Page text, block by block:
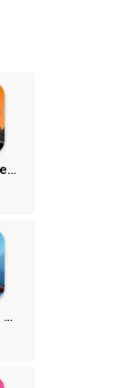
Zenless Zone Zero-Gamota Mod APK 1.0.0
Lily’s Garden Mod APK (Vô Hạn Tiền, Sao) v2.95.1